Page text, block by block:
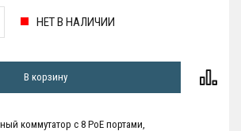
НЕТ В НАЛИЧИИ
В корзину
коммутатор с 8 PoE портами,